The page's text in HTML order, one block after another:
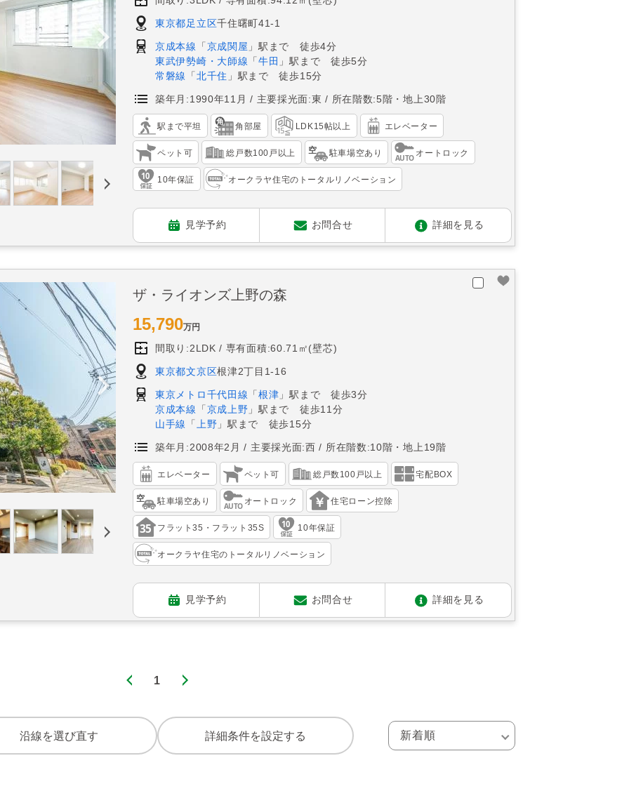
東京都足立区千住曙町41-1
京成本線 「 京成関屋 」駅まで 徒歩4分
東武伊勢崎・大師線 「牛田 」駅まで 徒歩5分
常磐線
「 北千住 」駅まで 徒歩15分
築年月:1990年11月 主要採光面:東 所在階数:5階・地上30階
駅まで平坦 角部屋 LDK15帖以上 エレベーター
ペット可 総戸数100戸以上 駐車場空あり オートロック
10年保証 オークラヤ住宅のトータルリノベーション
見学予約 お問合せ 詳細を見る
ザ・ライオンズ上野の森
15,790万円
間取り:2LDK 専有面積:60.71㎡(壁芯)
東京都文京区根津2丁目1-16
東京メトロ千代田線 「根津 」駅まで 徒歩3分
京成本線
「 京成上野 」駅まで 徒歩11分
山手線
「 上野 」駅まで 徒歩15分
築年月:2008年2月 主要採光面:西 所在階数:10階・地上19階
エレベーター ペット可 総戸数100戸以上 宅配BOX
駐車場空あり オートロック 住宅ローン控除
フラット35・フラット35S 10年保証
オークラヤ住宅のトータルリノベーション
見学予約 お問合せ 詳細を見る
1
沿線を選び直す 詳細条件を設定する